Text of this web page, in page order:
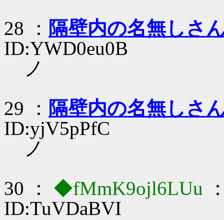
28 ： 隔壁内の名無しさ
ID:YWD0eu0B
ノ
29 ： 隔壁内の名無しさ
ID:yjV5pPfC
ノ
30 ：
◆fMmK9ojl6LUu
ID:TuVDaBVI